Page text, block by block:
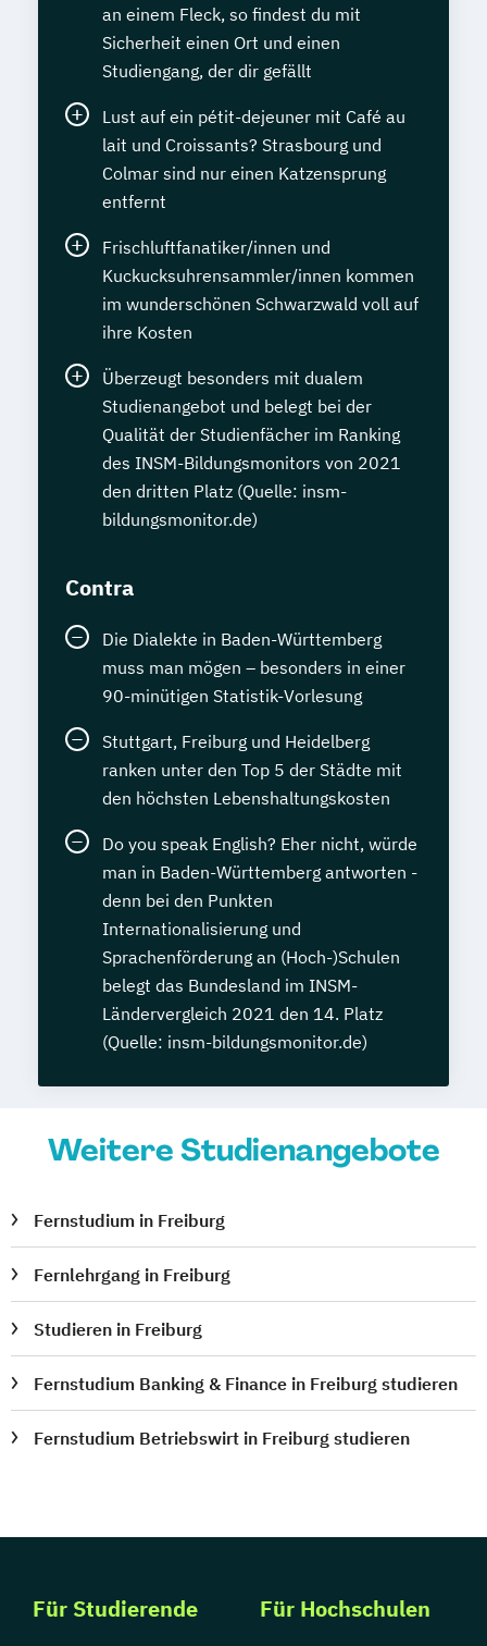
an einem Fleck, so findest du mit
Sicherheit einen Ort und einen
Studiengang, der dir gefällt
Lust auf ein pétit-dejeuner mit Café au
lait und Croissants? Strasbourg und
Colmar sind nur einen Katzensprung
entfernt
Frischluftfanatiker/innen und
Kuckucksuhrensammler/innen kommen
im wunderschönen Schwarzwald voll auf
ihre Kosten
Überzeugt besonders mit dualem
Studienangebot und belegt bei der
Qualität der Studienfächer im Ranking
des INSM-Bildungsmonitors von 2021
den dritten Platz (Quelle: insm-
bildungsmonitor.de)
Contra
Die Dialekte in Baden-Württemberg
muss man mögen – besonders in einer
90-minütigen Statistik-Vorlesung
Stuttgart, Freiburg und Heidelberg
ranken unter den Top 5 der Städte mit
den höchsten Lebenshaltungskosten
Do you speak English? Eher nicht, würde
man in Baden-Württemberg antworten -
denn bei den Punkten
Internationalisierung und
Sprachenförderung an (Hoch-)Schulen
belegt das Bundesland im INSM-
Ländervergleich 2021 den 14. Platz
(Quelle: insm-bildungsmonitor.de)
Weitere Studienangebote
Fernstudium in Freiburg
Fernlehrgang in Freiburg
Studieren in Freiburg
Fernstudium Banking & Finance in Freiburg studieren
Fernstudium Betriebswirt in Freiburg studieren
Für Studierende Für Hochschulen